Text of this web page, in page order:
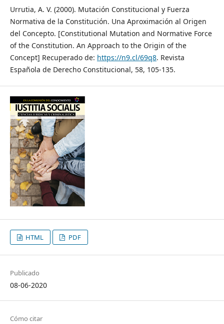
Urrutia, A. V. (2000). Mutación Constitucional y Fuerza
Normativa de la Constitución. Una Aproximación al Origen
del Concepto. [Constitutional Mutation and Normative Force
of the Constitution. An Approach to the Origin of the
Concept] Recuperado de: https://n9.cl/69q8. Revista
Española de Derecho Constitucional, 58, 105-135.
HTML PDF
Publicado
08-06-2020
Cómo citar